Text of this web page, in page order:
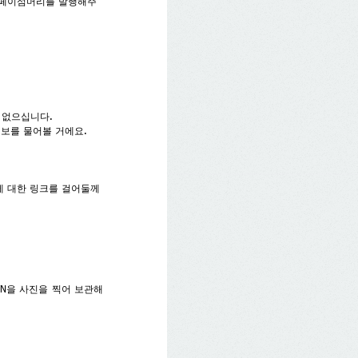
이섬머리를 발행해주
으십니다.
를 물어볼 거에요.
대한 링크를 걸어둘께
을 사진을 찍어 보관해